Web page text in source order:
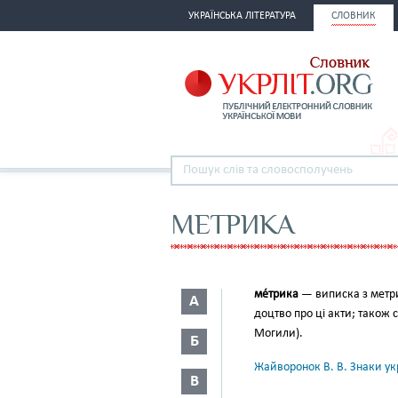
УКРАЇНСЬКА ЛІТЕРАТУРА СЛОВНИК
МЕТРИКА
А
Б
В
ме́трика — виписка з
доцтво про ці акти; також
Могили).
Жайворонок В. В. Знаки